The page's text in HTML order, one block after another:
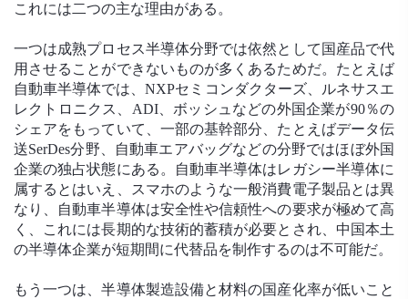
これには二つの主な理由がある。
一つは成熟プロセス半導体分野では依然として国産品で代
用させることができないものが多くあるためだ。たとえば
自動車半導体では、NXPセミコンダクターズ、ルネサスエ
レクトロニクス、ADI、ボッシュなどの外国企業が90％の
シェアをもっていて、一部の基幹部分、たとえばデータ伝
送SerDes分野、自動車エアバッグなどの分野ではほぼ外国
企業の独占状態にある。自動車半導体はレガシー半導体に
属するとはいえ、スマホのような一般消費電子製品とは異
なり、自動車半導体は安全性や信頼性への要求が極めて高
く、これには長期的な技術的蓄積が必要とされ、中国本土
の半導体企業が短期間に代替品を制作するのは不可能だ。
もう一つは、半導体製造設備と材料の国産化率が低いこと